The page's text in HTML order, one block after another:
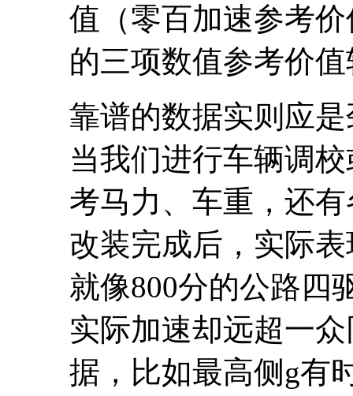
值（零百加速参考
的三项数值参考价
靠谱的数据实则应
当我们进行车辆调
考马力、车重，还
改装完成后，实际
就像800分的公路四
实际加速却远超一
据，比如最高侧g有